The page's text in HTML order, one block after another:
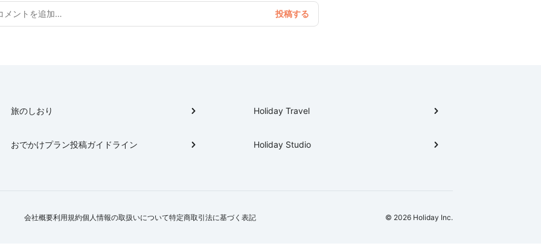
旅のしおり
おでかけプラン投稿ガイドライン
Holiday Travel
Holiday Studio
会社概要利用規約個人情報の取扱いについて特定商取引法に基づく表記 © 2026 Holiday Inc.